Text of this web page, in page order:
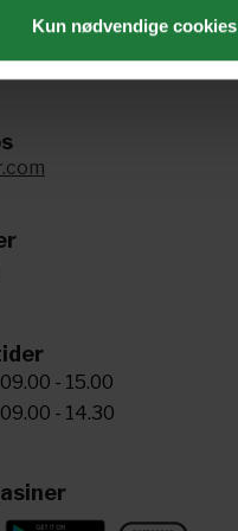
Kun nødvendige cookies
81
09.00 - 15.00
09.00 - 14.30